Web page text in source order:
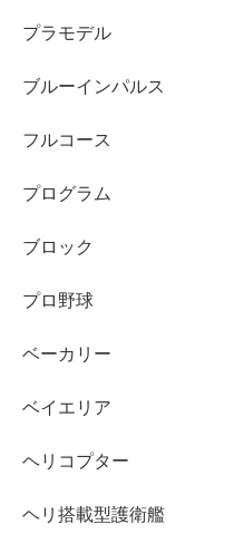
プラモデル
ブルーインパルス
フルコース
プログラム
ブロック
プロ野球
ベーカリー
ベイエリア
ヘリコプター
ヘリ搭載型護衛艦